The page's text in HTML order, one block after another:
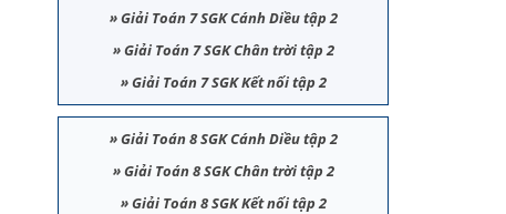
»Giải Toán 7 SGK Cánh Diều tập 2
»Giải Toán 7 SGK Chân trời tập 2
»Giải Toán 7 SGK Kết nối tập 2
»Giải Toán 8 SGK Cánh Diều tập 2
»Giải Toán 8 SGK Chân trời tập 2
»Giải Toán 8 SGK Kết nối tập 2